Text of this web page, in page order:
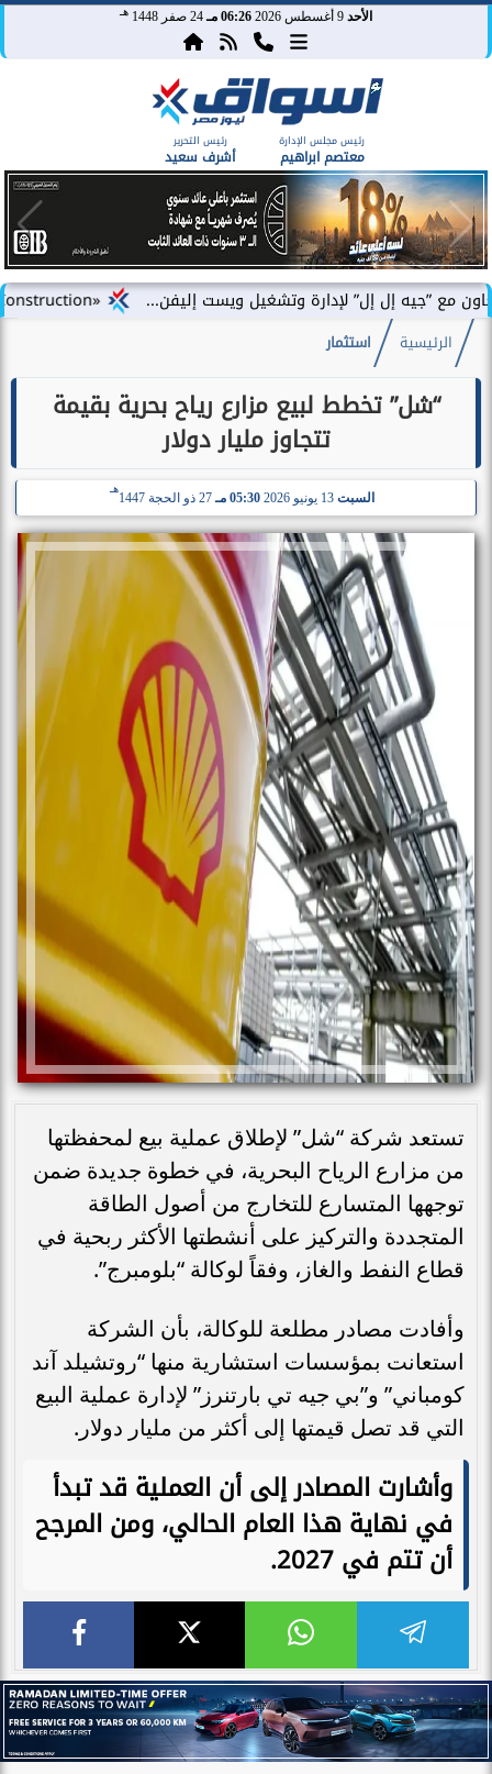
الأحد 06:26 مـ 24 صفر 1448 هـ
رئيس مجلس الإدارة
معتصم ابراهيم
رئيس التحرير
أشرف سعيد
«DAC Construction» تطلق «أركلاين للتطوير العقاري» في مصر وتستعد للإعلان عن محفظة... إل إل” لإدارة وتشغيل ويست إليفن...
الرئيسية استثمار
“شل” تخطط لبيع مزارع رياح بحرية بقيمة
تتجاوز مليار دولار
السبت 13 يونيو 2026 05:30 مـ 27 ذو الحجة 1447
هـ
تستعد شركة “شل” لإطلاق عملية بيع لمحفظتها
من مزارع الرياح البحرية، في خطوة جديدة ضمن
توجهها المتسارع للتخارج من أصول الطاقة
المتجددة والتركيز على أنشطتها الأكثر ربحية في
قطاع النفط والغاز، وفقاً لوكالة “بلومبرج”.
وأفادت مصادر مطلعة للوكالة، بأن الشركة
استعانت بمؤسسات استشارية منها “روتشيلد آند
كومباني” و”بي جيه تي بارتنرز” لإدارة عملية البيع
التي قد تصل قيمتها إلى أكثر من مليار دولار.
وأشارت المصادر إلى أن العملية قد تبدأ
في نهاية هذا العام الحالي، ومن المرجح
أن تتم في 2027.